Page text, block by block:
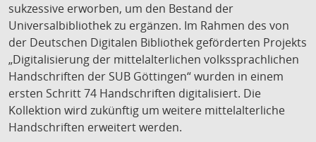
sukzessive erworben, um den Bestand der
Universalbibliothek zu ergänzen. Im Rahmen des von
der Deutschen Digitalen Bibliothek geförderten Projekts
„Digitalisierung der mittelalterlichen volkssprachlichen
Handschriften der SUB Göttingen“ wurden in einem
ersten Schritt 74 Handschriften digitalisiert. Die
Kollektion wird zukünftig um weitere mittelalterliche
Handschriften erweitert werden.